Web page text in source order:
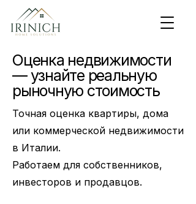
Оценка недвижимости
— узнайте реальную
рыночную стоимость
Точная оценка квартиры, дома
или коммерческой недвижимости
в Италии.
Работаем для собственников,
инвесторов и продавцов.